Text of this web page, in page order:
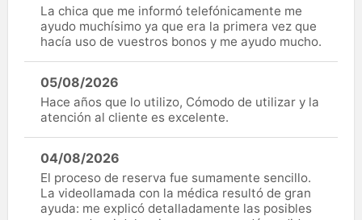
La chica que me informó telefónicamente me
ayudo muchísimo ya que era la primera vez que
hacía uso de vuestros bonos y me ayudo mucho.
05/08/2026
Hace años que lo utilizo, Cómodo de utilizar y la
atención al cliente es excelente.
04/08/2026
El proceso de reserva fue sumamente sencillo.
La videollamada con la médica resultó de gran
ayuda: me explicó detalladamente las posibles